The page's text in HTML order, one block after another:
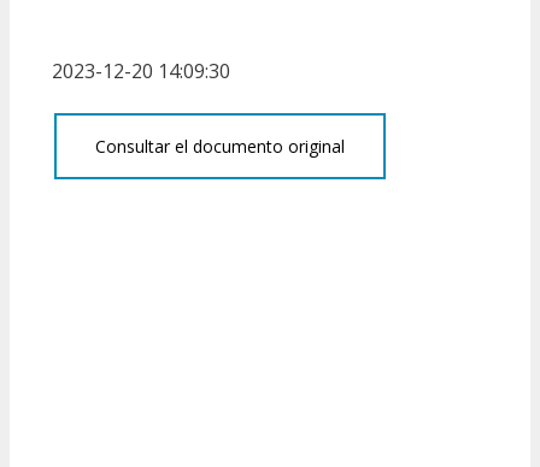
2023-12-20 14:09:30
Consultar el documento original